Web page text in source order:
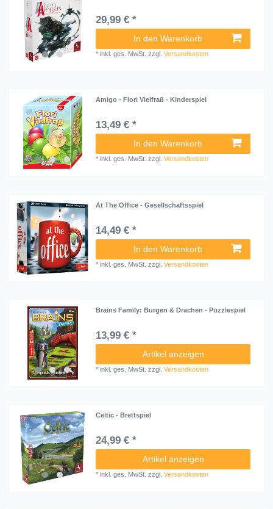
29,99 € *
In den Warenkorb
*inkl. ges. MwSt. zzgl.Versandkosten
Amigo - Flori Vielfraß - Kinderspiel
13,49 € *
In den Warenkorb
*inkl. ges. MwSt. zzgl.Versandkosten
At The Office - Gesellschaftsspiel
14,49 € *
In den Warenkorb
*inkl. ges. MwSt. zzgl.Versandkosten
Brains Family: Burgen & Drachen - Puzzlespiel
13,99 € *
Artikel anzeigen
*inkl. ges. MwSt. zzgl.Versandkosten
Celtic - Brettspiel
24,99 € *
Artikel anzeigen
*inkl. ges. MwSt. zzgl.Versandkosten